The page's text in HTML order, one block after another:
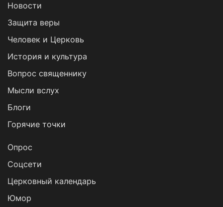
Новости
Защита веры
Человек и Церковь
История и культура
Вопрос священнику
Мысли вслух
Блоги
Горячие точки
Опрос
Cоцсети
Церковный календарь
Юмор